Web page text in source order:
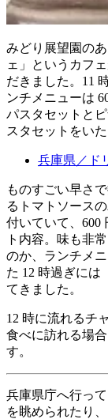
みどり展望園の
ェ」というカフ
だきました。11
ンチメニューは
パスタセットと
スタセットをいた
兵庫県／ド
ものすごい早さ
るトマトソース
付いていて、600
ト内容。味も非
のか、ランチメ
た 12 時過ぎには
てきました。
12 時に流れるチ
食べに訪れる場
す。
兵庫県庁へ行っ
を眺められたり